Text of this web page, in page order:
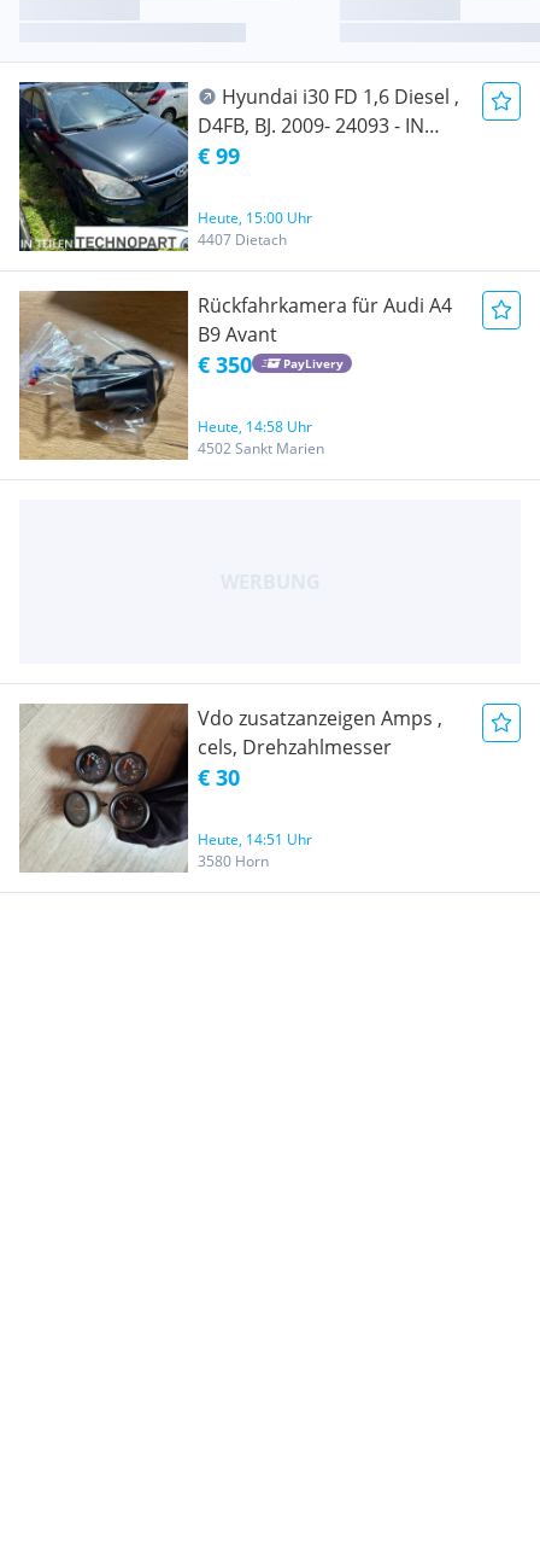
Hyundai i30 FD 1,6 Diesel ,
D4FB, BJ. 2009- 24093 - IN
TEILEN ZU VERKAUFEN
€ 99
Heute, 15:00 Uhr
4407 Dietach
Rückfahrkamera für Audi A4
B9 Avant
€ 350 PayLivery
Heute, 14:58 Uhr
4502 Sankt Marien
Vdo zusatzanzeigen Amps ,
cels, Drehzahlmesser
€ 30
Heute, 14:51 Uhr
3580 Horn